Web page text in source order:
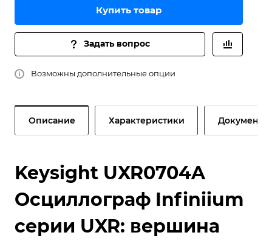
Купить товар
Задать вопрос
Возможны дополнительные опции
Описание Характеристики Документы
Keysight UXR0704A
Осциллограф Infiniium
серии UXR: вершина